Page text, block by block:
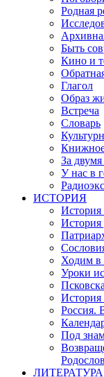
Родная
Быть
Кино и
Глагол
Образ
Встреча
Словарь
За
У нас в
ИСТОРИЯ
История
История
Ходим в
Уроки
История
Россия.
Под
ЛИТЕРАТУРА